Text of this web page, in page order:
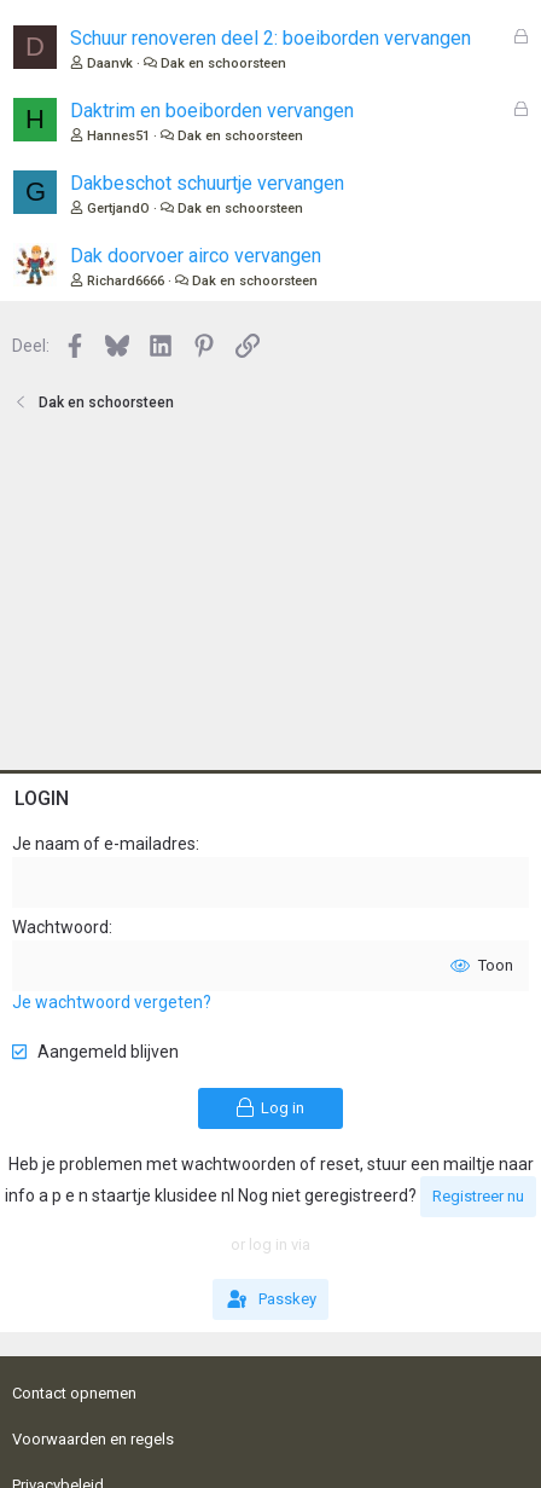
l
D
G
l
Schuur renoveren deel 2: boeiborden vervangen
Daanvk Dak en schoorsteen
H
G
Daktrim en boeiborden vervangen
Hannes51 Dak en schoorsteen
G Dakbeschot schuurtje vervangen
GertjandO Dak en schoorsteen
Dak doorvoer airco vervangen
Richard6666 Dak en schoorsteen
Deel: Facebook
BlueskyLinkedInPinterest
Link
Dak en schoorsteen
LOGIN
Je naam of e-mailadres
Wachtwoord
Toon
Je wachtwoord vergeten?
Aangemeld blijven
Log in
Heb je problemen met wachtwoorden of reset, stuur een mailtje naar
info a p e n staartje klusidee nl Nog niet geregistreerd?
Registreer nu
or log in via
Passkey
Contact opnemen
Voorwaarden en regels